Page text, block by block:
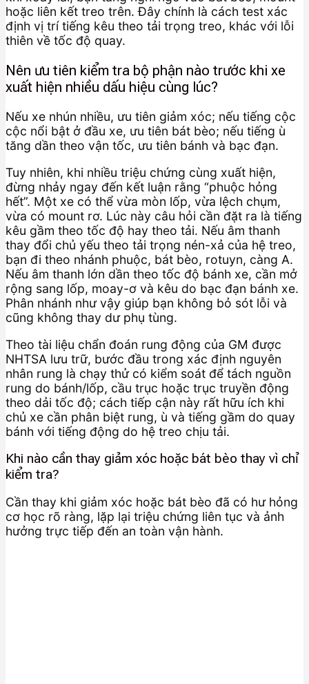
hoặc liên kết treo trên. Đây chính là cách test xác
định vị trí tiếng kêu theo tải trọng treo, khác với lỗi
thiên về tốc độ quay.
Nên ưu tiên kiểm tra bộ phận nào trước khi xe
xuất hiện nhiều dấu hiệu cùng lúc?
Nếu xe nhún nhiều, ưu tiên giảm xóc; nếu tiếng cộc
cộc nổi bật ở đầu xe, ưu tiên bát bèo; nếu tiếng ù
tăng dần theo vận tốc, ưu tiên bánh và bạc đạn.
Tuy nhiên, khi nhiều triệu chứng cùng xuất hiện,
đừng nhảy ngay đến kết luận rằng “phuộc hỏng
hết”. Một xe có thể vừa mòn lốp, vừa lệch chụm,
vừa có mount rơ. Lúc này câu hỏi cần đặt ra là tiếng
kêu gầm theo tốc độ hay theo tải. Nếu âm thanh
thay đổi chủ yếu theo tải trọng nén-xả của hệ treo,
bạn đi theo nhánh phuộc, bát bèo, rotuyn, càng A.
Nếu âm thanh lớn dần theo tốc độ bánh xe, cần mở
rộng sang lốp, moay-ơ và kêu do bạc đạn bánh xe.
Phân nhánh như vậy giúp bạn không bỏ sót lỗi và
cũng không thay dư phụ tùng.
Theo tài liệu chẩn đoán rung động của GM được
NHTSA lưu trữ, bước đầu trong xác định nguyên
nhân rung là chạy thử có kiểm soát để tách nguồn
rung do bánh/lốp, cầu trục hoặc trục truyền động
theo dải tốc độ; cách tiếp cận này rất hữu ích khi
chủ xe cần phân biệt rung, ù và tiếng gầm do quay
bánh với tiếng động do hệ treo chịu tải.
Khi nào cần thay giảm xóc hoặc bát bèo thay vì chỉ
kiểm tra?
Cần thay khi giảm xóc hoặc bát bèo đã có hư hỏng
cơ học rõ ràng, lặp lại triệu chứng liên tục và ảnh
hưởng trực tiếp đến an toàn vận hành.